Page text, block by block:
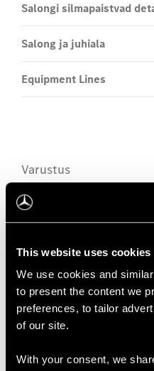
This website uses cookies
We use cookies and
to present the content we
preferences, to tailor
of our site.
With your consent, we
Salongi silmapaistvad
Salong ja juhiala
Equipment Lines
Varustus
V-klass Marco
Digilisad
Driver Assistance